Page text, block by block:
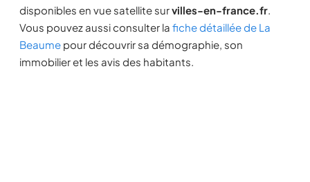
disponibles en vue satellite survilles-en-france.fr.
Vous pouvez aussi consulter la fiche détaillée de La
Beaume pour découvrir sa démographie, son
immobilier et les avis des habitants.